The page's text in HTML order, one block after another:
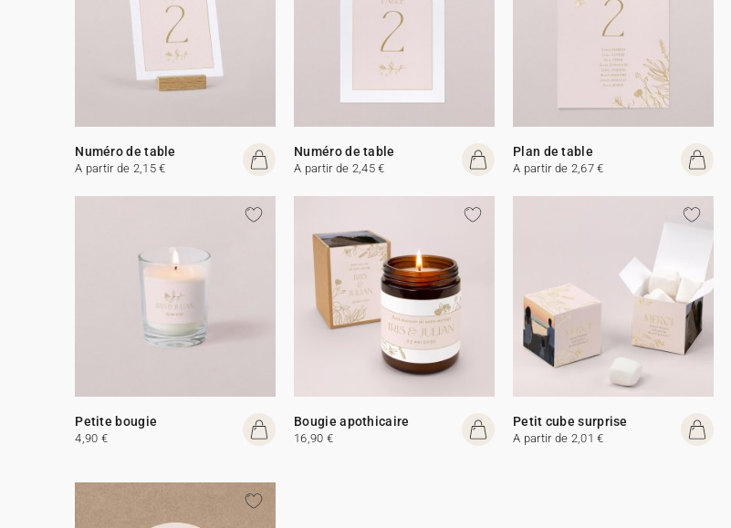
Numéro de table
A partir de 2,15 €
Numéro de table
A partir de 2,45 €
Plan de table
A partir de 2,67 €
Petite bougie
4,90 €
Bougie apothicaire
16,90 €
Petit cube surprise
A partir de 2,01 €